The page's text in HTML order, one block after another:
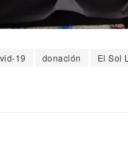
19 donación El Sol